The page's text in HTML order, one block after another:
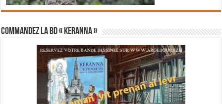
Commandez la BD « Keranna »